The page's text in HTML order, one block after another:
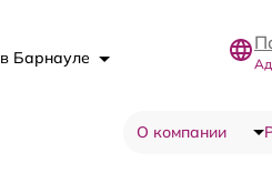
в Барнауле
О компании